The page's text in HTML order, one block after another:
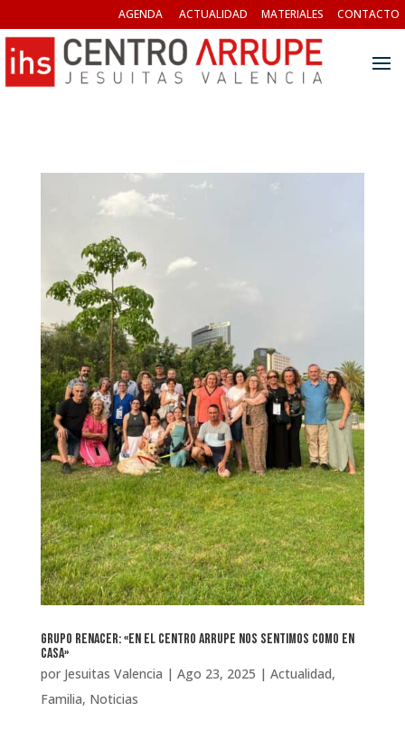
AGENDA ACTUALIDAD MATERIALES CONTACTO
Grupo Renacer: «En el Centro Arrupe nos sentimos como en
casa»
por Jesuitas Valencia | Ago 23, 2025 | Actualidad,
Familia, Noticias